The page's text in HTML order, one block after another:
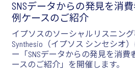
SNSデータからの発見を消
例ケースのご紹介
イプソスのソーシャルリスニング
Synthesio（イプソス シンセシオ
ー「SNSデータからの発見を消費
ースのご紹介」を開催します。